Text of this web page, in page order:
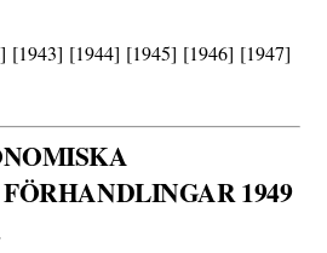
[1943] [1944] [1945] [1946] [1947]
1949